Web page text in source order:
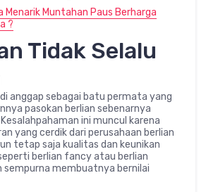
Menarik Muntahan Paus Berharga
?
Tidak Selalu
anggap sebagai batu permata yang
pasokan berlian sebenarnya
ini muncul karena
yang cerdik dari perusahaan berlian
tetap saja kualitas dan keunikan
berlian fancy atau berlian
sempurna membuatnya bernilai